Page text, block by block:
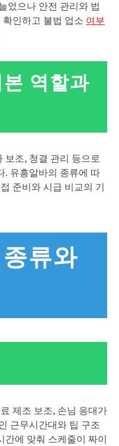
었으나 안전 관리와 법
인하고 불법 업소 여부
역할과
보조, 청결 관리 등으로
. 유흥알바의 종류에 따
준비와 시급 비교의 기
류와
제조 보조, 손님 응대가
근무시간대와 팁 구조
에 맞춰 스케줄이 짜이